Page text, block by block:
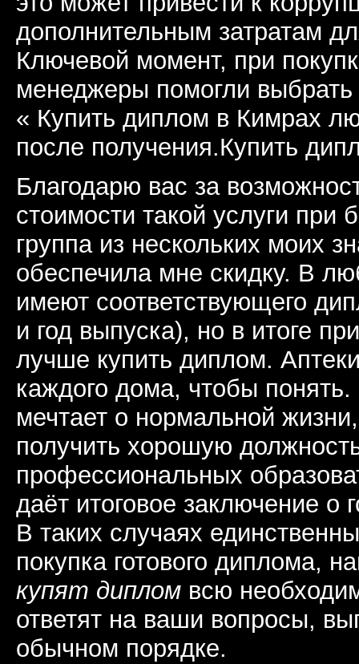
дополнительным затратам
Ключевой момент, при
менеджеры помогли
« Купить диплом в Кимрах
после получения.Купить
Благодарю вас за
стоимости такой услуги при
группа из нескольких моих
обеспечила мне скидку. В
имеют соответствующего
и год выпуска), но в итоге
лучше купить диплом.
каждого дома, чтобы
мечтает о нормальной
получить хорошую
профессиональных
даёт итоговое заключение о
В таких случаях
покупка готового диплома,
купят дипломвсю
ответят на ваши вопросы,
обычном порядке.